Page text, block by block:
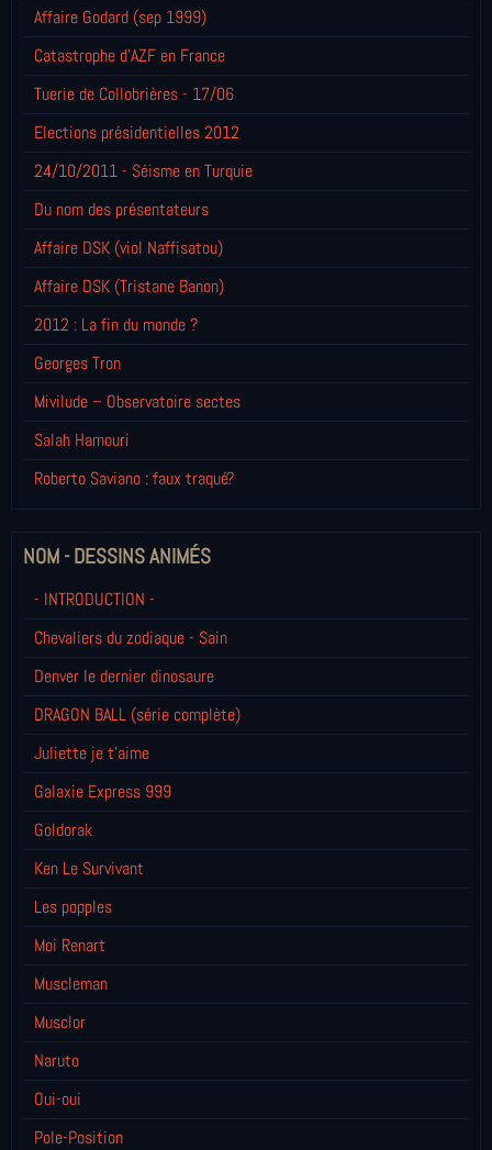
Affaire Godard (sep 1999)
Catastrophe d'AZF en France
Tuerie de Collobrières - 17/06
Elections présidentielles 2012
24/10/2011 - Séisme en Turquie
Du nom des présentateurs
Affaire DSK (viol Naffisatou)
Affaire DSK (Tristane Banon)
2012 : La fin du monde ?
Georges Tron
Mivilude – Observatoire sectes
Salah Hamouri
Roberto Saviano : faux traqué?
NOM - DESSINS ANIMÉS
- INTRODUCTION -
Chevaliers du zodiaque - Sain
Denver le dernier dinosaure
DRAGON BALL (série complète)
Juliette je t’aime
Galaxie Express 999
Goldorak
Ken Le Survivant
Les popples
Moi Renart
Muscleman
Musclor
Naruto
Oui-oui
Pole-Position